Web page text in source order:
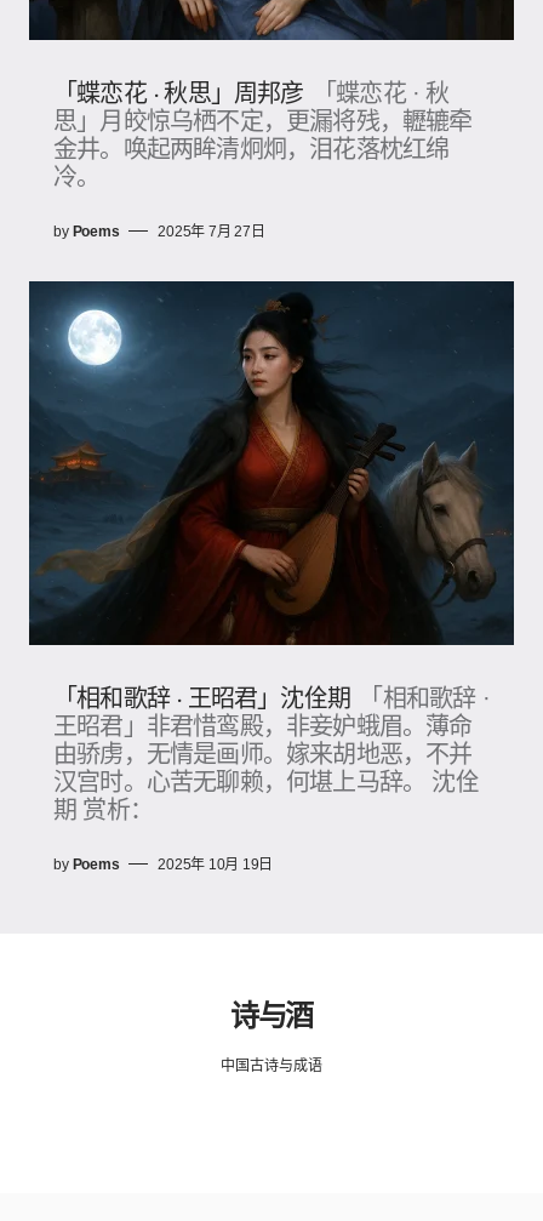
「蝶恋花 · 秋思」周邦彦
「蝶恋花 · 秋
思」月皎惊乌栖不定，更漏将残，轣辘牵
金井。唤起两眸清炯炯，泪花落枕红绵
冷。
by Poems 2025年 7月 27日
「相和歌辞 · 王昭君」沈佺期
「相和歌辞 ·
王昭君」非君惜鸾殿，非妾妒蛾眉。薄命
由骄虏，无情是画师。嫁来胡地恶，不并
汉宫时。心苦无聊赖，何堪上马辞。 沈佺
期 赏析：
by Poems 2025年 10月 19日
诗与酒
中国古诗与成语